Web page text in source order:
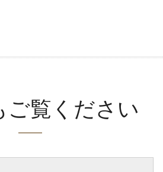
ご覧ください